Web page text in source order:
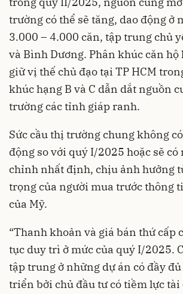
trường có thể sẽ tăng, dao động ở
3.000 – 4.000 căn, tập trung chủ
và Bình Dương. Phân khúc căn hộ
giữ vị thế chủ đạo tại TP HCM
khúc hạng B và C dẫn dắt nguồn
trường các tỉnh giáp ranh.
Sức cầu thị trường chung không
động so với quý I/2025 hoặc sẽ
chỉnh nhất định, chịu ảnh hưởng
trọng của người mua trước thông
của Mỹ.
“Thanh khoản và giá bán thứ cấp
tục duy trì ở mức của quý I/2025.
tập trung ở những dự án có đầy
triển bởi chủ đầu tư có tiềm lực